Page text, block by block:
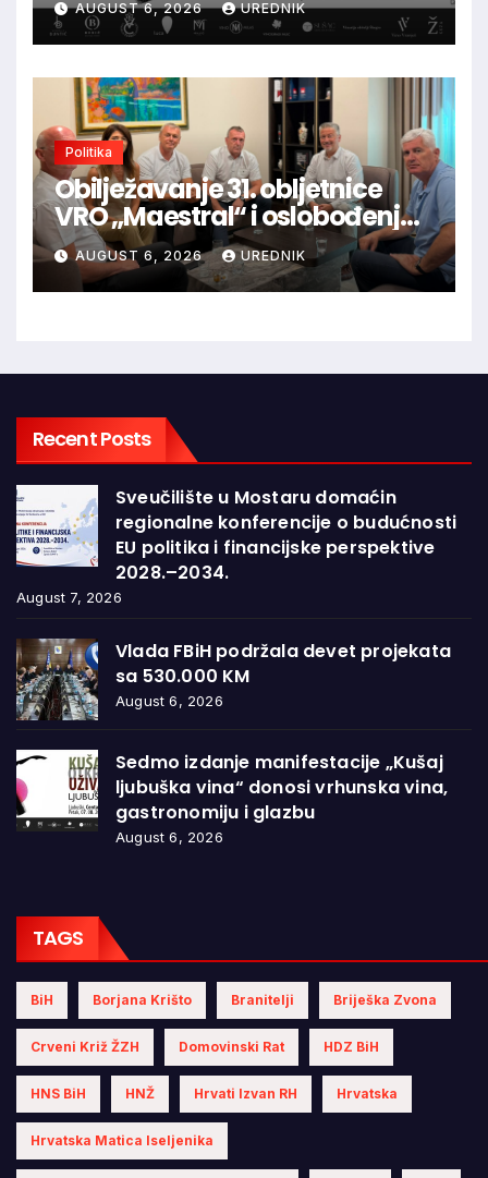
glazbu
AUGUST 6, 2026 UREDNIK
Politika
Obilježavanje 31. obljetnice
VRO „Maestral“ i oslobođenja
Jajca uz pokroviteljstvo HNS-a
BiHAUGUST 6, 2026 UREDNIK
Recent Posts
Sveučilište u Mostaru domaćin
regionalne konferencije o budućnosti
EU politika i financijske perspektive
2028.–2034.
August 7, 2026
Vlada FBiH podržala devet projekata
sa 530.000 KM
August 6, 2026
Sedmo izdanje manifestacije „Kušaj
ljubuška vina“ donosi vrhunska vina,
gastronomiju i glazbu
August 6, 2026
TAGS
BiH Borjana Krišto Branitelji Briješka Zvona
Crveni Križ ŽZH Domovinski Rat HDZ BiH
HNS BiH HNŽ Hrvati Izvan RH Hrvatska
Hrvatska Matica Iseljenika